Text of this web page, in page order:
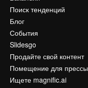
Поиск тенденций
Блог
События
Slidesgo
Продайте свой контент
Помещение для прессы
Ищете magnific.ai